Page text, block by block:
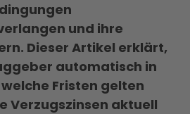
und ihre
Dieser Artikel erklärt,
automatisch in
Fristen gelten
Verzugszinsen aktuell